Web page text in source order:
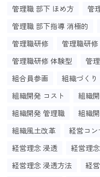
管理職 部下 ほめ方
管
管理職 部下指導 消極的
管理職研修
管理職研
管理職研修 体験型
管
組合員参画
組織づくり
組織開発 コスト
組織
組織開発 管理職
組織
組織風土改革
経営コン
経営理念 浸透
経営理
経営理念 浸透方法
経